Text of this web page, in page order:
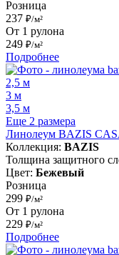
Розница
237 ₽/м²
От 1 рулона
249 ₽/м²
Подробнее
2,5 м
3 м
3,5 м
Еще 2 размера
Линолеум BAZIS
Коллекция: BAZIS
Толщина защитного
Цвет: Бежевый
Розница
299 ₽/м²
От 1 рулона
229 ₽/м²
Подробнее